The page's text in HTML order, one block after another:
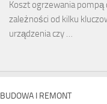
Koszt ogrzewania pompą
zależności od kilku
urządzenia czy …
BUDOWA I REMONT